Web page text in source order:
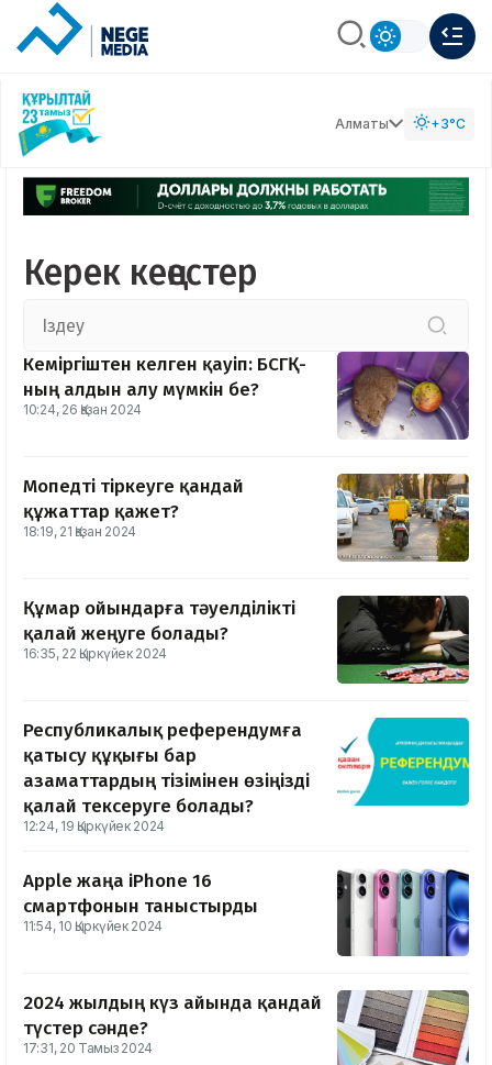
Алматы +3°C
Керек кеңестер
Кеміргіштен келген қауіп: БСГҚ-
ның алдын алу мүмкін бе?
10:24, 26 Қазан 2024
Мопедті тіркеуге қандай
құжаттар қажет?
18:19, 21 Қазан 2024
Құмар ойындарға тәуелділікті
қалай жеңуге болады?
16:35, 22 Қыркүйек 2024
Республикалық референдумға
қатысу құқығы бар
азаматтардың тізімінен өзіңізді
қалай тексеруге болады?
12:24, 19 Қыркүйек 2024
Apple жаңа iPhone 16
смартфонын таныстырды
11:54, 10 Қыркүйек 2024
2024 жылдың күз айында қандай
түстер сәнде?
17:31, 20 Тамыз 2024